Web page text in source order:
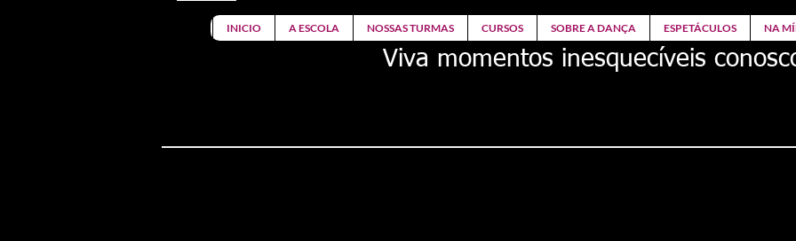
INICIO A ESCOLA NOSSAS TURMAS CURSOS SOBRE A DANÇA ESPETÁCULOS NA
Viva momentos inesquecíveis